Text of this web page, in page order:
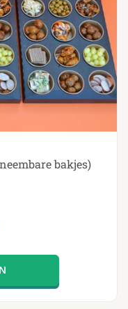
bakjes)